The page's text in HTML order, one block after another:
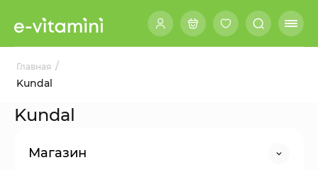
Главная /
Kundal
Kundal
Магазин